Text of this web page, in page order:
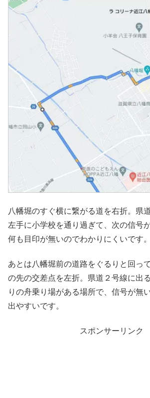
八幡堀のすぐ横に繋がる道を右折。県
左手に小学校を通り過ぎて、次の信号
何も目印が無いのでわかりにくいです。
あとは八幡堀前の道路をぐるりと回っ
の先の交差点を左折。県道２号線に出
りの舟乗り場がある場所で、信号が無
出やすいです。
スポンサーリンク